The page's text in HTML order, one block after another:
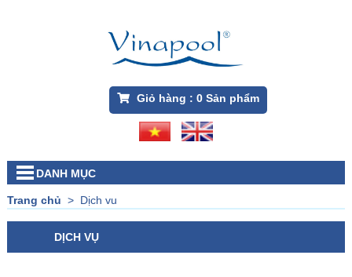
Giỏ hàng : 0Sản phẩm
DANH MỤC
Trang chủ > Dịch vu
DỊCH VỤ